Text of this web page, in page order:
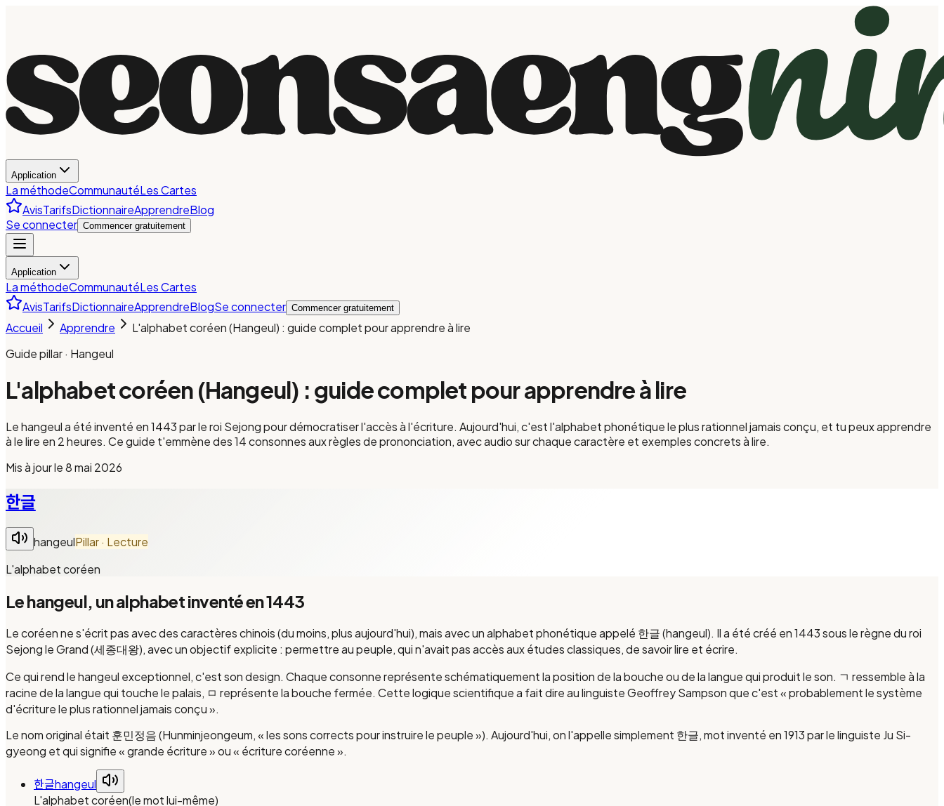
Application
La méthodeCommunautéLes Cartes
AvisTarifsDictionnaireApprendreBlog
Se connecter Commencer gratuitement
Application
La méthodeCommunautéLes Cartes
AvisTarifsDictionnaireApprendreBlogSe connecter Commencer gratuitement
Accueil Apprendre
L'alphabet coréen (Hangeul) : guide complet pour apprendre à lire
Guide pillar · Hangeul
L'alphabet coréen (Hangeul) : guide complet pour apprendre à lire
Le hangeul a été inventé en 1443 par le roi Sejong pour démocratiser l'accès à l'écriture. Aujourd'hui, c'est l'alphabet phonétique le plus rationnel jamais conçu, et tu peux apprendre
à le lire en 2 heures. Ce guide t'emmène des 14 consonnes aux règles de prononciation, avec audio sur chaque caractère et exemples concrets à lire.
Mis à jour le8 mai 2026
한글
hangeulPillar · Lecture
L'alphabet coréen
Le hangeul, un alphabet inventé en 1443
Le coréen ne s'écrit pas avec des caractères chinois (du moins, plus aujourd'hui), mais avec un alphabet phonétique appelé 한글 (hangeul). Il a été créé en 1443 sous le règne du roi
Sejong le Grand (세종대왕), avec un objectif explicite : permettre au peuple, qui n'avait pas accès aux études classiques, de savoir lire et écrire.
Ce qui rend le hangeul exceptionnel, c'est son design. Chaque consonne représente schématiquement la position de la bouche ou de la langue qui produit le son. ㄱ ressemble à la
racine de la langue qui touche le palais, ㅁ représente la bouche fermée. Cette logique scientifique a fait dire au linguiste Geoffrey Sampson que c'est « probablement le système
d'écriture le plus rationnel jamais conçu ».
Le nom original était 훈민정음 (Hunminjeongeum, « les sons corrects pour instruire le peuple »). Aujourd'hui, on l'appelle simplement 한글, mot inventé en 1913 par le linguiste Ju Si-
gyeong et qui signifie « grande écriture » ou « écriture coréenne ».
한글hangeul
L'alphabet coréen(le mot lui-même)